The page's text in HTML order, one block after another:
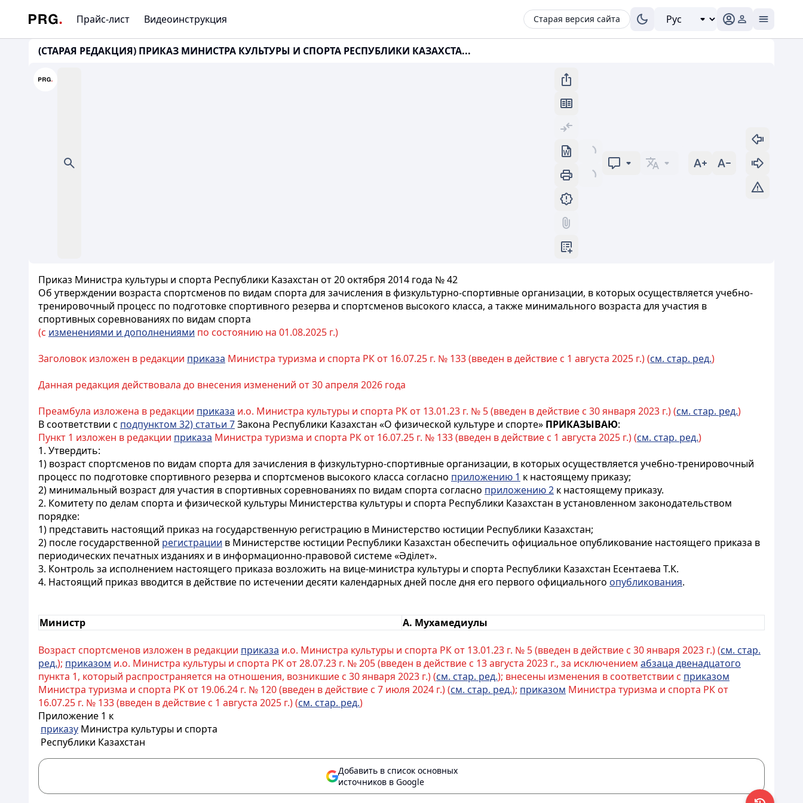
Прайс-лист Видеоинструкция Старая версия сайта
(СТАРАЯ РЕДАКЦИЯ) ПРИКАЗ МИНИСТРА КУЛЬТУРЫ И СПОРТА РЕСПУБЛИКИ КАЗАХСТА...
Приказ Министра культуры и спорта Республики Казахстан от 20 октября 2014 года № 42
Об утверждении возраста спортсменов по видам спорта для зачисления в физкультурно-спортивные организации, в которых осуществляется учебно-
тренировочный процесс по подготовке спортивного резерва и спортсменов высокого класса, а также минимального возраста для участия в
спортивных соревнованиях по видам спорта
(с изменениями и дополнениями по состоянию на 01.08.2025 г.)
Заголовок изложен в редакции приказа Министра туризма и спорта РК от 16.07.25 г. № 133 (введен в действие с 1 августа 2025 г.) (см. стар. ред.)
Данная редакция действовала до внесения изменений от 30 апреля 2026 года
Преамбула изложена в редакции приказа и.о. Министра культуры и спорта РК от 13.01.23 г. № 5 (введен в действие с 30 января 2023 г.) (см. стар. ред.)
В соответствии с подпунктом 32) статьи 7Закона Республики Казахстан «О физической культуре и спорте» ПРИКАЗЫВАЮ:
Пункт 1 изложен в редакции приказа Министра туризма и спорта РК от 16.07.25 г. № 133 (введен в действие с 1 августа 2025 г.) (см. стар. ред.)
1. Утвердить:
1) возраст спортсменов по видам спорта для зачисления в физкультурно-спортивные организации, в которых осуществляется учебно-тренировочный
процесс по подготовке спортивного резерва и спортсменов высокого класса согласно приложению 1 к настоящему приказу;
2) минимальный возраст для участия в спортивных соревнованиях по видам спорта согласно приложению 2 к настоящему приказу.
2. Комитету по делам спорта и физической культуры Министерства культуры и спорта Республики Казахстан в установленном законодательством
порядке:
1) представить настоящий приказ на государственную регистрацию в Министерство юстиции Республики Казахстан;
2) после государственной регистрации в Министерстве юстиции Республики Казахстан обеспечить официальное опубликование настоящего приказа в
периодических печатных изданиях и в информационно-правовой системе «Әділет».
3. Контроль за исполнением настоящего приказа возложить на вице-министра культуры и спорта Республики Казахстан Есентаева Т.К.
4. Настоящий приказ вводится в действие по истечении десяти календарных дней после дня его первого официального опубликования.
Министр А. Мухамедиулы
Возраст спортсменов изложен в редакции приказа и.о. Министра культуры и спорта РК от 13.01.23 г. № 5 (введен в действие с 30 января 2023 г.) (см. стар.
ред.); приказом и.о. Министра культуры и спорта РК от 28.07.23 г. № 205 (введен в действие с 13 августа 2023 г., за исключением абзаца двенадцатого
пункта 1, который распространяется на отношения, возникшие с 30 января 2023 г.) (см. стар. ред.); внесены изменения в соответствии с приказом
Министра туризма и спорта РК от 19.06.24 г. № 120 (введен в действие с 7 июля 2024 г.) (см. стар. ред.); приказом Министра туризма и спорта РК от
16.07.25 г. № 133 (введен в действие с 1 августа 2025 г.) (см. стар. ред.)
Приложение 1 к
приказу Министра культуры и спорта
Республики Казахстан
Добавить в список основных
источников в Google